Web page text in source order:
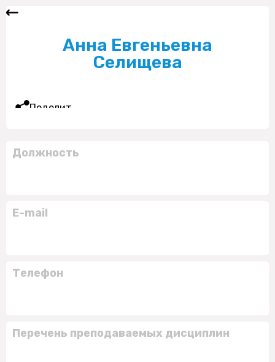
Анна Евгеньевна
Селищева
Поделиться
Должность
E-mail
Телефон
Перечень преподаваемых дисциплин